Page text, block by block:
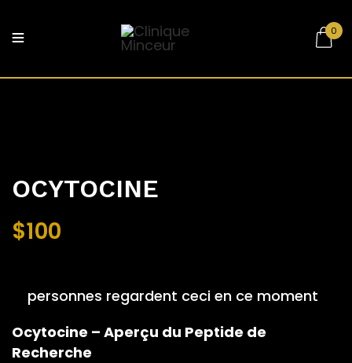
0
OCYTOCINE
$100
personnes regardent ceci en ce moment
Ocytocine – Aperçu du Peptide de
Recherche
Votre avis